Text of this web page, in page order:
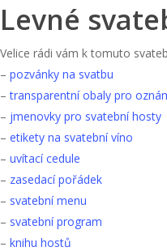
Levné
Velice rádi vám k tomuto
– pozvánky na svatbu
–transparentní obaly pro
– jmenovky pro svatební hosty
– etikety na svatební víno
– uvítací cedule
– zasedací pořádek
– svatební menu
– svatební program
– knihu hostů